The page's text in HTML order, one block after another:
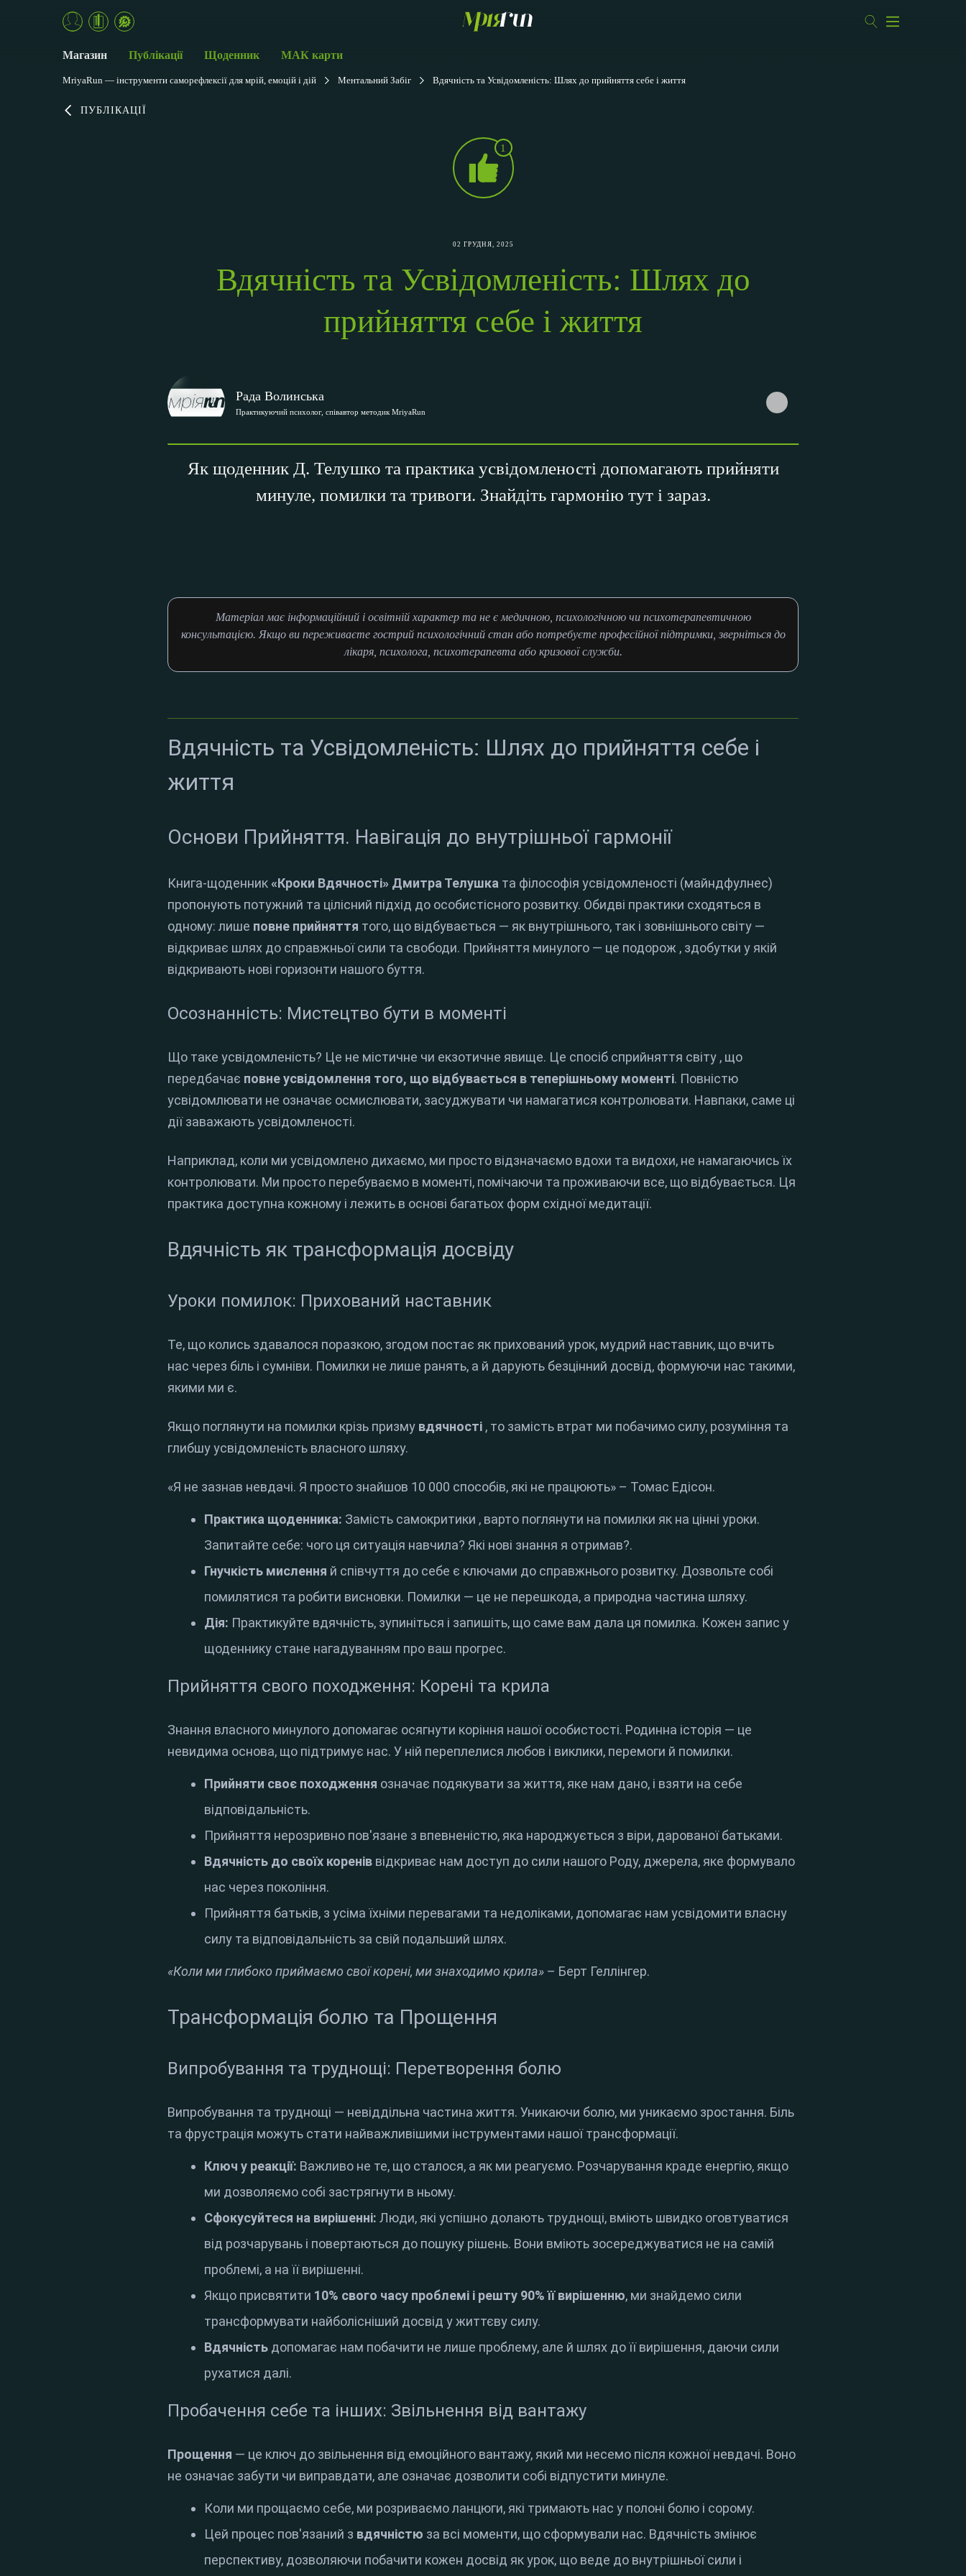
ПУБЛІКАЦІЇ
1
02 ГРУДНЯ, 2025
Вдячність та Усвідомленість: Шлях до
прийняття себе і життя
Рада Волинська
Практикуючий психолог, співавтор методик MriyaRun
Як щоденник Д. Телушко та практика усвідомленості допомагають прийняти
минуле, помилки та тривоги. Знайдіть гармонію тут і зараз.
Матеріал має інформаційний і освітній характер та не є медичною, психологічною чи психотерапевтичною
консультацією. Якщо ви переживаєте гострий психологічний стан або потребуєте професійної підтримки, зверніться до
лікаря, психолога, психотерапевта або кризової служби.
Вдячність та Усвідомленість: Шлях до прийняття себе і
життя
Основи Прийняття. Навігація до внутрішньої гармонії
Книга-щоденник«Кроки Вдячності» Дмитра Телушка та філософія усвідомленості (майндфулнес)
пропонують потужний та цілісний підхід до особистісного розвитку. Обидві практики сходяться в
одному: лише повне прийняття того, що відбувається — як внутрішнього, так і зовнішнього світу —
відкриває шлях до справжньої сили та свободи. Прийняття минулого — це подорож , здобутки у якій
відкривають нові горизонти нашого буття.
Осознанність: Мистецтво бути в моменті
Що таке усвідомленість? Це не містичне чи екзотичне явище. Це спосіб сприйняття світу , що
передбачає повне усвідомлення того, що відбувається в теперішньому моменті. Повністю
усвідомлювати не означає осмислювати, засуджувати чи намагатися контролювати. Навпаки, саме ці
дії заважають усвідомленості.
Наприклад, коли ми усвідомлено дихаємо, ми просто відзначаємо вдохи та видохи, не намагаючись їх
контролювати. Ми просто перебуваємо в моменті, помічаючи та проживаючи все, що відбувається. Ця
практика доступна кожному і лежить в основі багатьох форм східної медитації.
Вдячність як трансформація досвіду
Уроки помилок: Прихований наставник
Те, що колись здавалося поразкою, згодом постає як прихований урок, мудрий наставник, що вчить
нас через біль і сумніви. Помилки не лише ранять, а й дарують безцінний досвід, формуючи нас такими,
якими ми є.
Якщо поглянути на помилки крізь призму вдячності , то замість втрат ми побачимо силу, розуміння та
глибшу усвідомленість власного шляху.
«Я не зазнав невдачі. Я просто знайшов 10 000 способів, які не працюють» – Томас Едісон.
Практика щоденника: Замість самокритики , варто поглянути на помилки як на цінні уроки.
Запитайте себе: чого ця ситуація навчила? Які нові знання я отримав?.
Гнучкість мислення й співчуття до себе є ключами до справжнього розвитку. Дозвольте собі
помилятися та робити висновки. Помилки — це не перешкода, а природна частина шляху.
Дія: Практикуйте вдячність, зупиніться і запишіть, що саме вам дала ця помилка. Кожен запис у
щоденнику стане нагадуванням про ваш прогрес.
Прийняття свого походження: Корені та крила
Знання власного минулого допомагає осягнути коріння нашої особистості. Родинна історія — це
невидима основа, що підтримує нас.У ній переплелися любов і виклики, перемоги й помилки.
Прийняти своє походження означає подякувати за життя, яке нам дано, і взяти на себе
відповідальність.
Прийняття нерозривно пов'язане з впевненістю, яка народжується з віри, дарованої батьками.
Вдячність до своїх коренів відкриває нам доступ до сили нашого Роду, джерела, яке формувало
нас через покоління.
Прийняття батьків, з усіма їхніми перевагами та недоліками, допомагає нам усвідомити власну
силу та відповідальність за свій подальший шлях.
«Коли ми глибоко приймаємо свої корені, ми знаходимо крила» – Берт Геллінгер.
Трансформація болю та Прощення
Випробування та труднощі: Перетворення болю
Випробування та труднощі — невіддільна частина життя.Уникаючи болю, ми уникаємо зростання. Біль
та фрустрація можуть стати найважливішими інструментами нашої трансформації.
Ключ у реакції: Важливо не те, що сталося, а як ми реагуємо. Розчарування краде енергію, якщо
ми дозволяємо собі застрягнути в ньому.
Сфокусуйтеся на вирішенні: Люди, які успішно долають труднощі, вміють швидко оговтуватися
від розчарувань і повертаються до пошуку рішень. Вони вміють зосереджуватися не на самій
проблемі, а на її вирішенні.
Якщо присвятити 10% свого часу проблемі і решту 90% її вирішенню, ми знайдемо сили
трансформувати найболісніший досвід у життєву силу.
Вдячність допомагає нам побачити не лише проблему, але й шлях до її вирішення, даючи сили
рухатися далі.
Пробачення себе та інших: Звільнення від вантажу
Прощення — це ключ до звільнення від емоційного вантажу, який ми несемо після кожної невдачі. Воно
не означає забути чи виправдати, але означає дозволити собі відпустити минуле.
Коли ми прощаємо себе, ми розриваємо ланцюги, які тримають нас у полоні болю і сорому.
Цей процес пов'язаний з вдячністю за всі моменти, що сформували нас. Вдячність змінює
перспективу, дозволяючи побачити кожен досвід як урок, що веде до внутрішньої сили і
Магазин Публікації Щоденник МАК карти
MriyaRun — інструменти саморефлексії для мрій, емоцій і дій Ментальний Забіг Вдячність та Усвідомленість: Шлях до прийняття себе і життя